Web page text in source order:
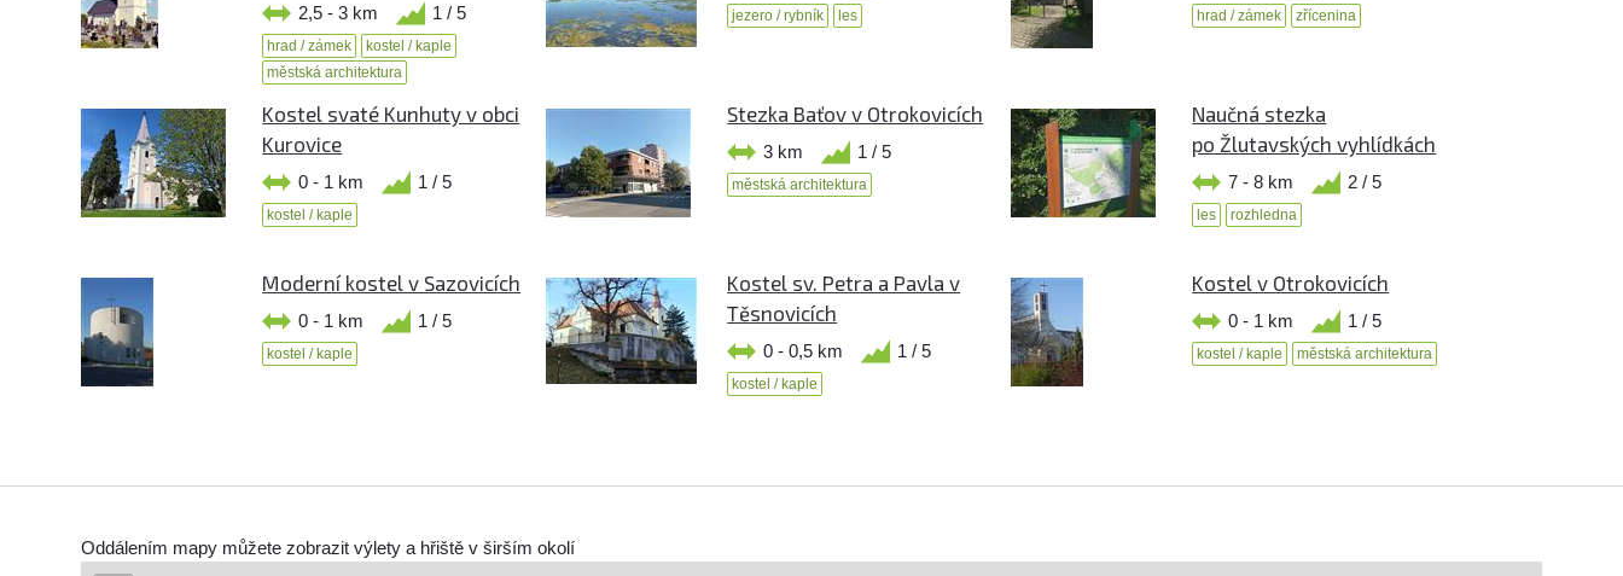
2,5 - 3 km 1 / 5
hrad / zámek
kostel / kaple
městská architektura
jezero / rybník les hrad / zámek zřícenina
Kostel svaté Kunhuty v obci
Kurovice
0 - 1 km 1 / 5
kostel / kaple
Stezka Baťov v Otrokovicích
3 km 1 / 5
městská architektura
Naučná stezka
po Žlutavských vyhlídkách
7 - 8 km 2 / 5
les rozhledna
Moderní kostel v Sazovicích
0 - 1 km 1 / 5
kostel / kaple
Kostel sv. Petra a Pavla v
Těsnovicích
0 - 0,5 km 1 / 5
kostel / kaple
Kostel v Otrokovicích
0 - 1 km 1 / 5
kostel / kaple městská architektura
Oddálením mapy můžete zobrazit výlety a hřiště v širším okolí